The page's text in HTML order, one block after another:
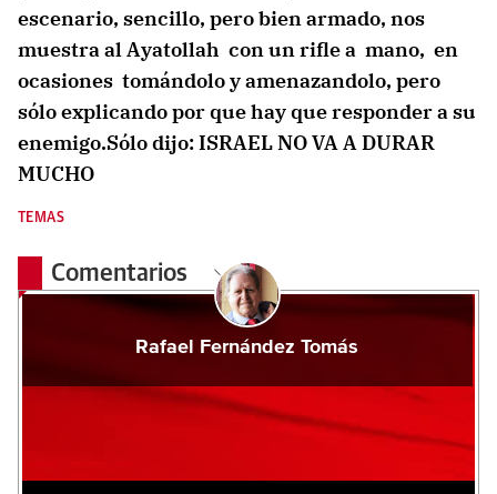
escenario, sencillo, pero bien armado, nos
muestra al Ayatollah con un rifle a mano, en
ocasiones tomándolo y amenazandolo, pero
sólo explicando por que hay que responder a su
enemigo.Sólo dijo: ISRAEL NO VA A DURAR
MUCHO
TEMAS
Comentarios
Rafael Fernández Tomás